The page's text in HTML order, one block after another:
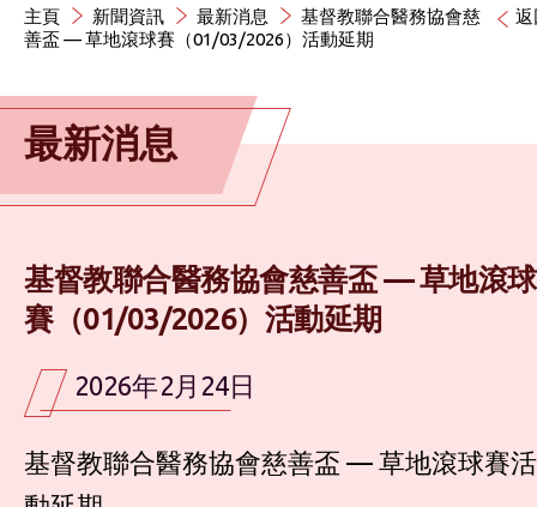
返
主頁 新聞資訊 最新消息
基督教聯合醫務協會慈
善盃 — 草地滾球賽（01/03/2026）活動延期
最新消息
基督教聯合醫務協會慈善盃 — 草地滾球
賽（01/03/2026）活動延期
2026年2月24日
基督教聯合醫務協會慈善盃 — 草地滾球賽活